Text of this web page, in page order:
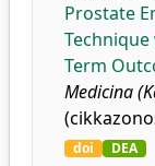
Prostate
Technique
Term
Medicina
doi DEA